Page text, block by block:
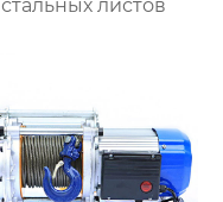
стальных листов